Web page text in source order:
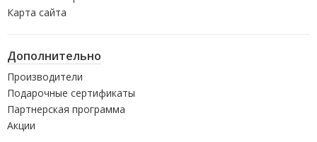
Карта сайта
Дополнительно
Производители
Подарочные сертификаты
Партнерская программа
Акции